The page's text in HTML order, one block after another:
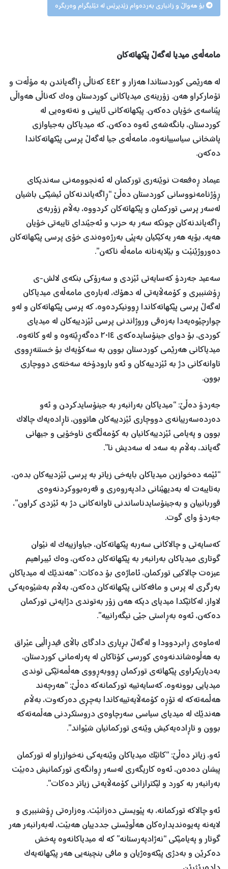
بۆ هەواڵ و زانیاری بەردەوام زێدپرێس لە تێلیگرام وەربگرە
مامەڵەی میدیا لەگەڵ پێکهاتەکان
لە هەرێمی کوردستاندا هەزار و ٤٤٢ کەناڵی ڕاگەیاندن بە مۆڵەت و
تۆمارکراو هەن. زۆرینەی میدیاکانی کوردستان وەک کەناڵی هەواڵی
پێناسەی خۆیان دەکەن. پێکهاتەکانی ئایینی و نەتەوەیی لە
کوردستان، بانگەشەی ئەوە دەکەن، کە میدیاکان بەجیاوازی
پاشخانی سیاسییانەوە، مامەڵەی جیا لەگەڵ پرسی پێکهاتەکاندا
دەکەن.
عیماد ڕەفعەت نوێنەری تورکمان لە ئەنجوومەنی سەندیکای
ڕۆژنامەنووسانی کوردستان دەڵێ “ڕاگەیاندنەکان ئیشێکی باشیان
لەسەر پرسی تورکمان و پێکهاتەکان کردووە، بەڵام زۆربەی
ڕاگەیاندنەکان چونکە سەر بە حزب و ئەجێندای تایبەتی خۆیان
هەیە، بۆیە هەر یەکێکیان بەپێی بەرژەوەندی خۆی پرسی پێکهاتەکان
دەوروژێنێت و بێلایەنانە مامەڵە ناکەن”.
سەعید جەردۆ کەسایەتی ئێزدی و سەرۆکی بنکەی لالش-ی
ڕۆشنبیری و کۆمەڵایەتی لە دهۆک، لەبارەی مامەڵەی میدیاکان
لەگەڵ پرسی پێکهاتەکاندا ڕوونیکردەوە، کە پرسی پێکهاتەکان و لەو
چوارچێوەیەدا بەزەقی وروژاندنی پرسی ئێزدییەکان لە میدیای
کوردی، بۆ دوای جینۆسایدەکەی ٢٠١٤ دەگەڕێتەوە و لەو کاتەوە،
میدیاکانی هەرێمی کوردستان بوون بە سەکۆیەک بۆ خستنەڕووی
تاوانەکانی دژ بە ئێزدییەکان و ئەو بارودۆخە سەختەی دووچاری
بوون.
جەردۆ دەڵێ: “میدیاکان بەرانبەر بە جینۆسایدکردن و ئەو
دەردەسەرییانەی دووچاری ئێزدییەکان هاتوون، تاڕادەیەک چالاک
بوون و پەیامی ئێزدییەکانیان بە کۆمەڵگەی ناوخۆیی و جیهانی
گەیاند، بەڵام بە سەد لە سەدیش نا”.
“ئێمە دەخوازین میدیاکان بایەخی زیاتر بە پرسی ئێزدییەکان بدەن،
بەتایبەت لە بەدیهێنانی دادپەروەری و قەرەبووکردنەوەی
قوربانییان و بەجینۆسایدناساندنی تاوانەکانی دژ بە ئێزدی کراون”،
جەردۆ وای گوت.
کەسایەتی و چالاکانی سەربە پێکهاتەکان، جیاوازییەک لە نێوان
گوتاری میدیاکان بەرانبەر بە پێکهاتەکان دەکەن، وەک ئیبراهیم
عیزەت چالاکیی تورکمان، ئاماژەی بۆ دەکات: “هەندێک لە میدیاکان
بەرگری لە پرس و مافەکانی پێکهاتەکان دەکەن، بەڵام بەشێوەیەکی
لاواز، لەکاتێکدا میدیای دیکە هەن زۆر بەتوندی دژایەتی تورکمان
دەکەن، ئەوە بەڕاستی جێی نیگەرانییە”.
لەماوەی ڕابردوودا و لەگەڵ بڕیاری دادگای باڵای فیدڕاڵیی عێراق
بە هەڵوەشاندنەوەی کورسی کۆتاکان لە پەرلەمانی کوردستان،
بەدیاریکراوی پێکهاتەی تورکمان ڕووبەڕووی هەڵمەتێکی توندی
میدیایی بوونەوە، کەسایەتییە تورکمانەکە دەڵێ: “هەرچەند
هەڵمەتەکە لە تۆڕە کۆمەڵایەتییەکاندا بەچڕی دەرکەوت، بەڵام
هەندێک لە میدیای سیاسی سەرچاوەی دروستکردنی هەڵمەتەکە
بوون و تاڕادەیەکیش وێنەی تورکمانیان شێواند”.
ئەو، زیاتر دەڵێ: “کاتێک میدیاکان وێنەیەکی نەخوازراو لە تورکمان
پیشان دەدەن، ئەوە کاریگەری لەسەر ڕوانگەی تورکمانیش دەبێت
بەرانبەر بە کورد و لێکترازانی کۆمەڵایەتی زیاتر دەکات”.
ئەو چالاکە تورکمانە، بە پێویستی دەزانێت، وەزارەتی ڕۆشنبیری و
لایەنە پەیوەندیدارەکان هەڵوێستی جددییان هەبێت، لەبەرانبەر هەر
گوتار و پەیامێکی “نەژادپەرستانە” کە لە میدیاکانەوە پەخش
دەکرێن و بەدژی پێکەوەژیان و مافی بنچینەیی هەر پێکهاتەیەک